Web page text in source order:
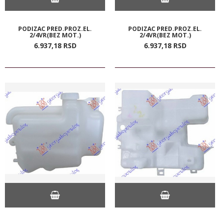
PODIZAC PRED.PROZ.EL.
2/4VR(BEZ MOT.)
6.937,18 RSD
PODIZAC PRED.PROZ.EL.
2/4VR(BEZ MOT.)
6.937,18 RSD